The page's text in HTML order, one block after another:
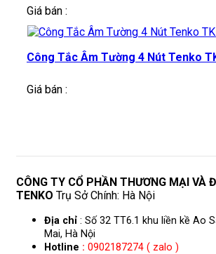
Giá bán :
Công Tắc Âm Tường 4 Nút Tenko
Giá bán :
CÔNG TY CỔ PHẦN THƯƠNG MẠI VÀ
TENKO Trụ Sở Chính: Hà Nội
Địa chỉ : Số 32 TT6.1 khu liền kề Ao
Mai, Hà Nội
Hotline : 0902187274 ( zalo )